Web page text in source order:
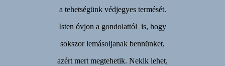
a tehetségünk védjegyes termését.
Isten óvjon a gondolattól is, hogy
sokszor lemásoljanak bennünket,
azért mert megtehetik. Nekik lehet,